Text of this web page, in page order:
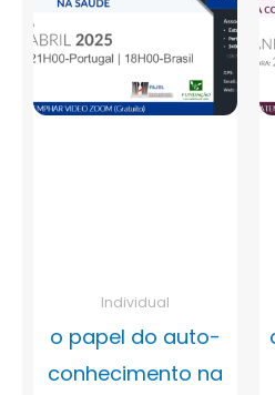
Individual
o papel do auto-
conhecimento na